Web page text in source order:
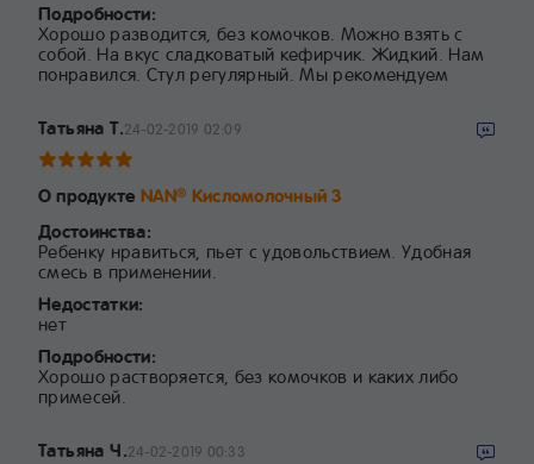
Подробности:
Хорошо разводится, без комочков. Можно взять с
собой. На вкус сладковатый кефирчик. Жидкий. Нам
понравился. Стул регулярный. Мы рекомендуем
Татьяна Т.24-02-2019 02:09
О продукте NAN® Кисломолочный 3
Достоинства:
Ребенку нравиться, пьет с удовольствием. Удобная
смесь в применении.
Недостатки:
нет
Подробности:
Хорошо растворяется, без комочков и каких либо
примесей.
Татьяна Ч.24-02-2019 00:33